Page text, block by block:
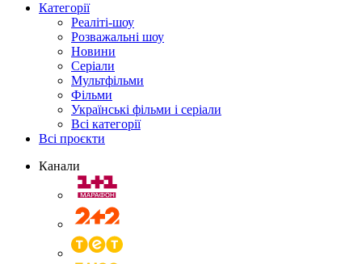
Категорії
Реаліті-шоу
Розважальні шоу
Новини
Серіали
Мультфільми
Фільми
Українські фільми і серіали
Всі категорії
Всі проєкти
Канали